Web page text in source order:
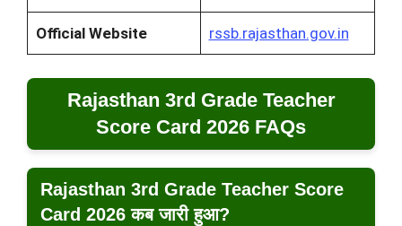
Official Website rssb.rajasthan.gov.in
Rajasthan 3rd Grade Teacher
Score Card 2026 FAQs
Rajasthan 3rd Grade Teacher Score
Card 2026 कब जारी हुआ?